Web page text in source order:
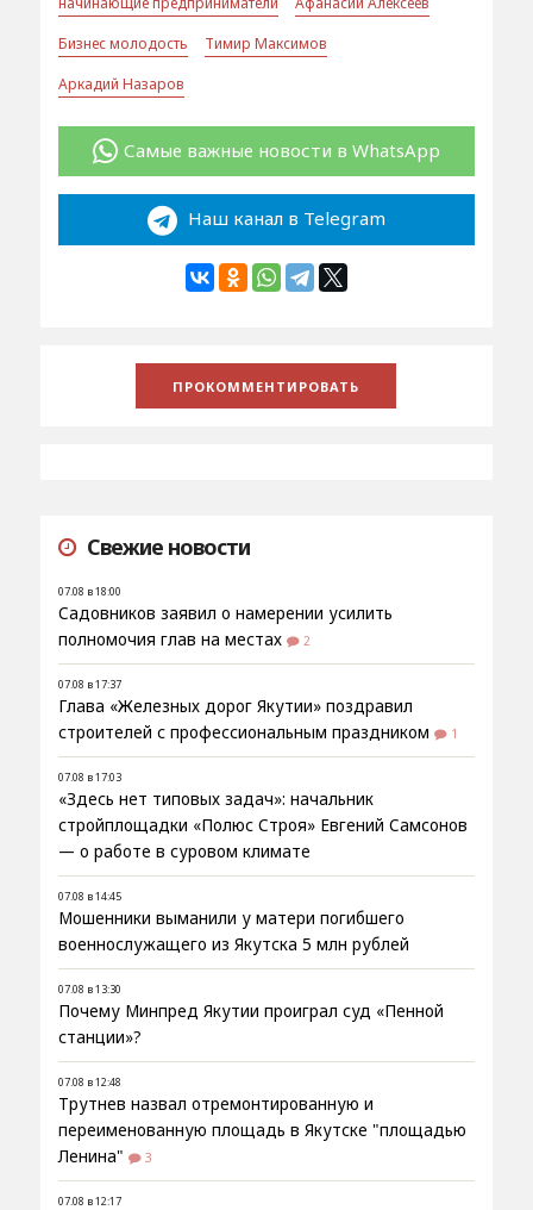
Бизнес молодость
Тимир Максимов
Аркадий Назаров
Самые важные новости в WhatsApp
Наш канал в Telegram
Свежие новости
07.08 в 18:00
Садовников заявил о намерении усилить
полномочия глав на местах
2
07.08 в 17:37
Глава «Железных дорог Якутии» поздравил
строителей с профессиональным праздником
1
07.08 в 17:03
«Здесь нет типовых задач»: начальник
стройплощадки «Полюс Строя» Евгений Самсонов
— о работе в суровом климате
07.08 в 14:45
Мошенники выманили у матери погибшего
военнослужащего из Якутска 5 млн рублей
07.08 в 13:30
Почему Минпред Якутии проиграл суд «Пенной
станции»?
07.08 в 12:48
Трутнев назвал отремонтированную и
переименованную площадь в Якутске "площадью
Ленина"
3
07.08 в 12:17